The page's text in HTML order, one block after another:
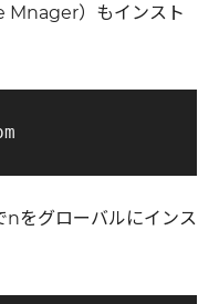
）もインスト
をグローバルにインス